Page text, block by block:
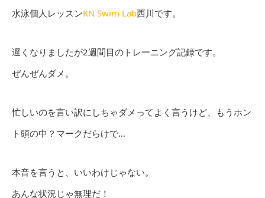
水泳個人レッスンKN Swim Lab西川です。
遅くなりましたが2週間目のトレーニング記録です。
ぜんぜんダメ。
忙しいのを言い訳にしちゃダメってよく言うけど、もうホン
ト頭の中？マークだらけで…
本音を言うと、いいわけじゃない。
あんな状況じゃ無理だ！